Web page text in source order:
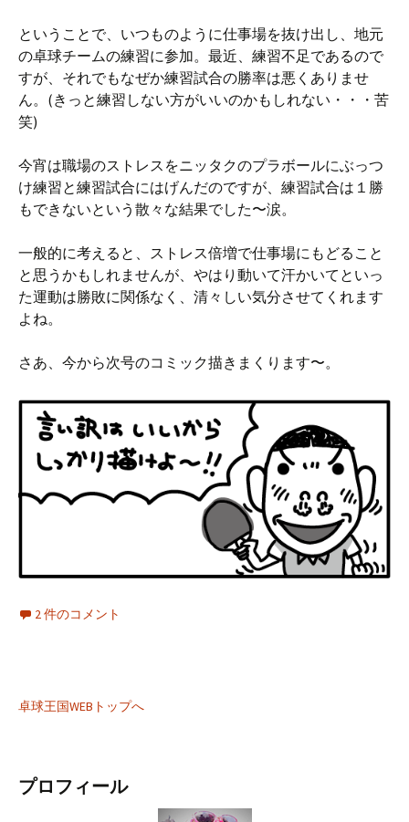
ということで、いつものように仕事場を抜け出し、地元
の卓球チームの練習に参加。最近、練習不足であるので
すが、それでもなぜか練習試合の勝率は悪くありませ
ん。(きっと練習しない方がいいのかもしれない・・・苦
笑)
今宵は職場のストレスをニッタクのプラボールにぶっつ
け練習と練習試合にはげんだのですが、練習試合は１勝
もできないという散々な結果でした〜涙。
一般的に考えると、ストレス倍増で仕事場にもどること
と思うかもしれませんが、やはり動いて汗かいてといっ
た運動は勝敗に関係なく、清々しい気分させてくれます
よね。
さあ、今から次号のコミック描きまくります〜。
2 件のコメント
卓球王国WEBトップへ
プロフィール